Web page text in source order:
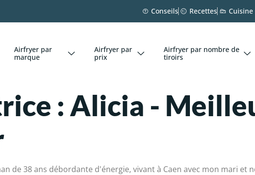
Conseils Recettes Cuisine
Airfryer par
marque
Airfryer par
prix
Airfryer par nombre de
tiroirs
: Alicia -
de 38 ans débordante d'énergie, vivant à Caen avec mon mari et